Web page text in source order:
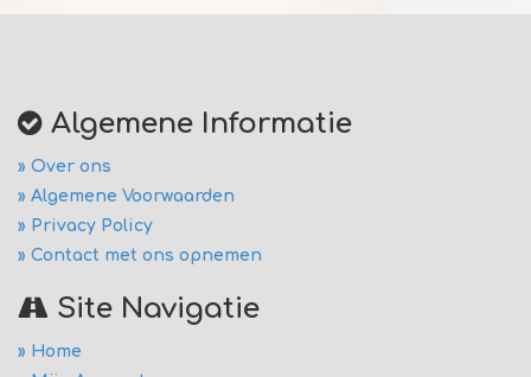
Algemene Informatie
» Over ons
» Algemene Voorwaarden
» Privacy Policy
» Contact met ons opnemen
Site Navigatie
» Home